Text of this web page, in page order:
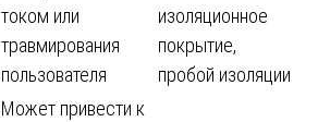
током или
травмирования
пользователя
изоляционное
покрытие,
пробой изоляции
Может привести к